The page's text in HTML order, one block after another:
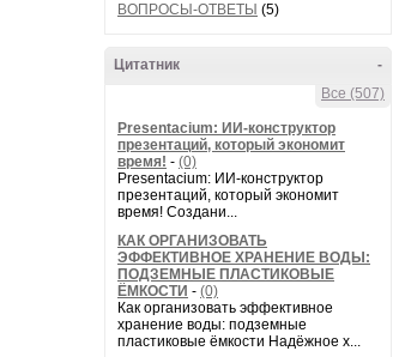
ВОПРОСЫ-ОТВЕТЫ (5)
-
Цитатник
Все (507)
Presentacium: ИИ‑конструктор
презентаций, который экономит
время! - (0)
Presentacium: ИИ‑конструктор
презентаций, который экономит
время! Создани...
КАК ОРГАНИЗОВАТЬ
ЭФФЕКТИВНОЕ ХРАНЕНИЕ ВОДЫ:
ПОДЗЕМНЫЕ ПЛАСТИКОВЫЕ
ЁМКОСТИ - (0)
Как организовать эффективное
хранение воды: подземные
пластиковые ёмкости Надёжное х...